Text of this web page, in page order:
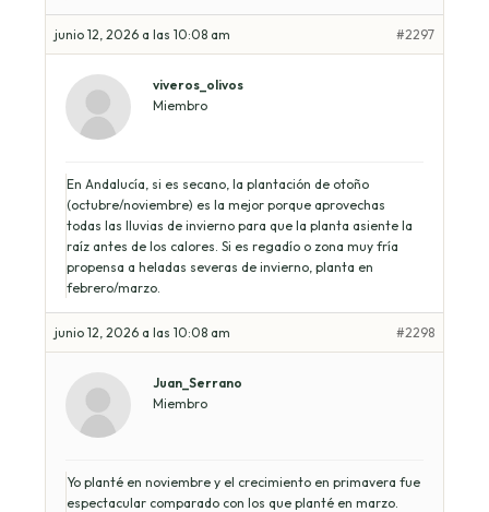
junio 12, 2026 a las 10:08 am #2297
viveros_olivos
Miembro
En Andalucía, si es secano, la plantación de otoño
(octubre/noviembre) es la mejor porque aprovechas
todas las lluvias de invierno para que la planta asiente la
raíz antes de los calores. Si es regadío o zona muy fría
propensa a heladas severas de invierno, planta en
febrero/marzo.
junio 12, 2026 a las 10:08 am #2298
Juan_Serrano
Miembro
Yo planté en noviembre y el crecimiento en primavera fue
espectacular comparado con los que planté en marzo.